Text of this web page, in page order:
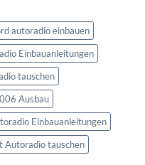
autoradio einbauen
Einbauanleitungen
tauschen
Ausbau
Einbauanleitungen
Autoradio tauschen